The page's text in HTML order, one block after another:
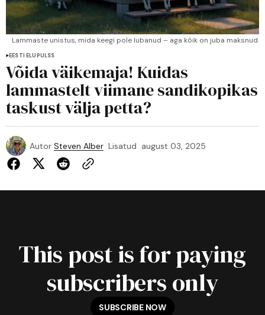
Lammaste unistus, mida keegi pole lubanud – aga kõik on juba maksnud.
EESTI ELUPULSS
Võida väikemaja! Kuidas
lammastelt viimane sandikopikas
taskust välja petta?
Autor Steven Alber Lisatud august 03, 2025
This post is for paying
subscribers only
SUBSCRIBE NOW